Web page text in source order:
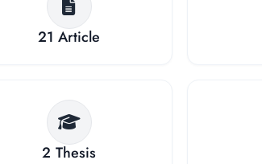
21 Article
2 Thesis